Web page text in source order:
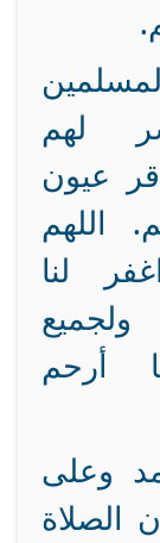
لهم
عيون
اللهم
لنا
أرحم
وعلى
الصلاة